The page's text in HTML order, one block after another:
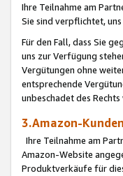
Ihre Teilnahme am
Sie sind verpflichtet,
Für den Fall, dass Sie
uns zur Verfügung
Vergütungen ohne
entsprechende
unbeschadet des
3.Amazon-Kunden
Ihre Teilnahme am
Amazon-Website
Produktverkäufe für